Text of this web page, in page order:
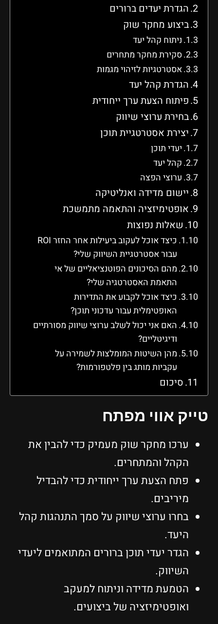
הגדרת יעדים ברורים
ביצוע מחקר שוק
ניתוח קהל יעד
סקירת מחקר מתחרים
אסטרטגיות לזיהוי מגמות
הגדרת קהל יעד
פיתוח הצעת ערך ייחודית
בחירת ערוצי שיווק
יצירת אסטרטגיית תוכן
יעדי תוכן
קהל יעד
ערוצי הפצה
יישום מדידה ואנליטיקה
אופטימיזציה והתאמה מתמשכת
שאלות נפוצות
כיצד אוכל לעקוב ביעילות אחר החזר ROI
עבור אסטרטגיית השיווק שלי?
מהם הסיכונים הפוטנציאליים של אי
התאמת האסטרטגיה שלי?
כיצד אוכל לקבוע את התדירות
האופטימלית עבור עדכוני תוכן?
האם אני יכול לשלב ערוצי שיווק מסורתיים
ודיגיטליים?
מהן השיטות המומלצות לשמירה על
עקביות מותג בין פלטפורמות?
סיכום
טייק אווי מפתח
ערכו מחקר שוק מעמיק כדי להבין את
הקהל והמתחרים.
פתח הצעת ערך ייחודית כדי להבדיל
מיריבים.
בחרו ערוצי שיווק על סמך התנהגות קהל
היעד.
הגדר יעדי תוכן ברורים המתואמים ליעדי
השיווק.
הטמעת מדידה וניתוח למעקב
ואופטימיזציה של ביצועים.